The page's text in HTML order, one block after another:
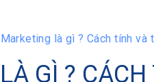
là gì ? Cách tính và
GÌ ? CÁCH